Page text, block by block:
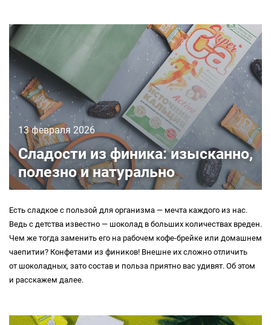
13 февраля 2026
Сладости из финика: изысканно,
полезно и натурально
Есть сладкое с пользой для организма — мечта каждого из нас.
Ведь с детства известно — шоколад в больших количествах вреден.
Чем же тогда заменить его на рабочем кофе-брейке или домашнем
чаепитии? Конфетами из фиников! Внешне их сложно отличить
от шоколадных, зато состав и польза приятно вас удивят. Об этом
и расскажем далее.